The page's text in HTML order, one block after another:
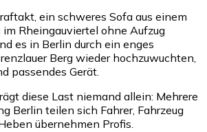
ein schweres Sofa aus einem
Rheingauviertel ohne Aufzug
es in Berlin durch ein enges
Berg wieder hochzuwuchten,
passendes Gerät.
diese Last niemand allein: Mehrere
Berlin teilen sich Fahrer, Fahrzeug
übernehmen Profis.